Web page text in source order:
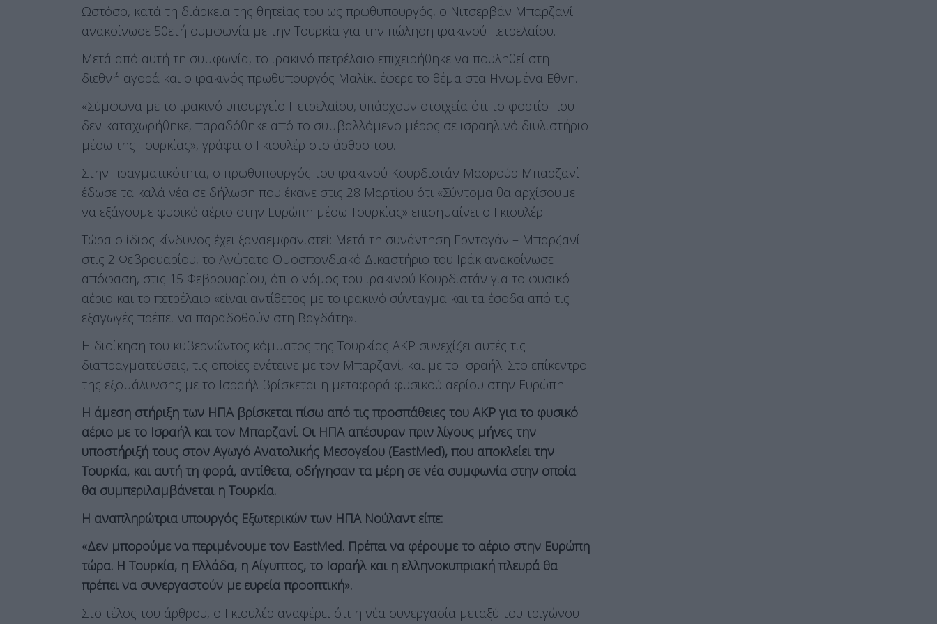
Ωστόσο, κατά τη διάρκεια της θητείας του ως πρωθυπουργός, ο Νιτσερβάν Μπαρζανί
ανακοίνωσε 50ετή συμφωνία με την Τουρκία για την πώληση ιρακινού πετρελαίου.
Μετά από αυτή τη συμφωνία, το ιρακινό πετρέλαιο επιχειρήθηκε να πουληθεί στη
διεθνή αγορά και ο ιρακινός πρωθυπουργός Μαλίκι έφερε το θέμα στα Ηνωμένα Εθνη.
«Σύμφωνα με το ιρακινό υπουργείο Πετρελαίου, υπάρχουν στοιχεία ότι το φορτίο που
δεν καταχωρήθηκε, παραδόθηκε από το συμβαλλόμενο μέρος σε ισραηλινό διυλιστήριο
μέσω της Τουρκίας», γράφει ο Γκιουλέρ στο άρθρο του.
Στην πραγματικότητα, ο πρωθυπουργός του ιρακινού Κουρδιστάν Μασρούρ Μπαρζανί
έδωσε τα καλά νέα σε δήλωση που έκανε στις 28 Μαρτίου ότι «Σύντομα θα αρχίσουμε
να εξάγουμε φυσικό αέριο στην Ευρώπη μέσω Τουρκίας» επισημαίνει ο Γκιουλέρ.
Τώρα ο ίδιος κίνδυνος έχει ξαναεμφανιστεί: Μετά τη συνάντηση Ερντογάν – Μπαρζανί
στις 2 Φεβρουαρίου, το Ανώτατο Ομοσπονδιακό Δικαστήριο του Ιράκ ανακοίνωσε
απόφαση, στις 15 Φεβρουαρίου, ότι ο νόμος του ιρακινού Κουρδιστάν για το φυσικό
αέριο και το πετρέλαιο «είναι αντίθετος με το ιρακινό σύνταγμα και τα έσοδα από τις
εξαγωγές πρέπει να παραδοθούν στη Βαγδάτη».
Η διοίκηση του κυβερνώντος κόμματος της Τουρκίας ΑΚΡ συνεχίζει αυτές τις
διαπραγματεύσεις, τις οποίες ενέτεινε με τον Μπαρζανί, και με το Ισραήλ. Στο επίκεντρο
της εξομάλυνσης με το Ισραήλ βρίσκεται η μεταφορά φυσικού αερίου στην Ευρώπη.
Η άμεση στήριξη των ΗΠΑ βρίσκεται πίσω από τις προσπάθειες του ΑΚΡ για το φυσικό
αέριο με το Ισραήλ και τον Μπαρζανί. Οι ΗΠΑ απέσυραν πριν λίγους μήνες την
υποστήριξή τους στον Αγωγό Ανατολικής Μεσογείου (EastMed), που αποκλείει την
Τουρκία, και αυτή τη φορά, αντίθετα, οδήγησαν τα μέρη σε νέα συμφωνία στην οποία
θα συμπεριλαμβάνεται η Τουρκία.
Η αναπληρώτρια υπουργός Εξωτερικών των ΗΠΑ Νούλαντ είπε:
«Δεν μπορούμε να περιμένουμε τον EastMed. Πρέπει να φέρουμε το αέριο στην Ευρώπη
τώρα. Η Τουρκία, η Ελλάδα, η Αίγυπτος, το Ισραήλ και η ελληνοκυπριακή πλευρά θα
πρέπει να συνεργαστούν με ευρεία προοπτική».
Στο τέλος του άρθρου, ο Γκιουλέρ αναφέρει ότι η νέα συνεργασία μεταξύ του τριγώνου